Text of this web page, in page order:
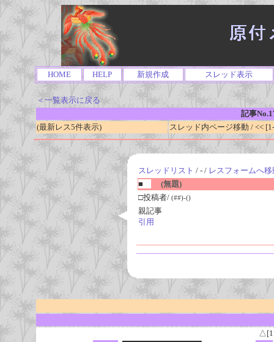
HOME HELP 新規作成 スレッド表示
＜一覧表示に戻る
記事
(最新レス5件表示)
スレッド内ページ移動 / <<
スレッドリスト / - / レスフォームへ移
■
(無題)
□投稿者/ (##)-()
親記事
引用